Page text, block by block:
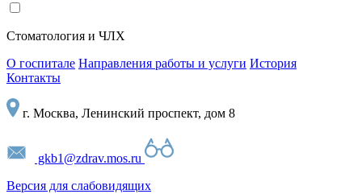
Стоматология и ЧЛХ
О госпитале Направления работы и услуги История
Контакты
г. Москва, Ленинский проспект, дом 8
gkb1@zdrav.mos.ru
Версия для слабовидящих